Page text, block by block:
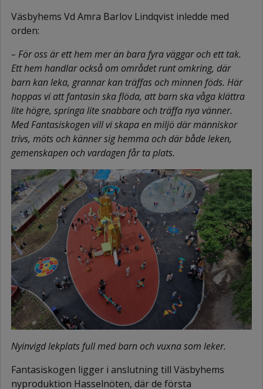
Väsbyhems Vd Amra Barlov Lindqvist inledde med
orden:
– För oss är ett hem mer än bara fyra väggar och ett tak.
Ett hem handlar också om området runt omkring, där
barn kan leka, grannar kan träffas och minnen föds. Här
hoppas vi att fantasin ska flöda, att barn ska våga klättra
lite högre, springa lite snabbare och träffa nya vänner.
Med Fantasiskogen vill vi skapa en miljö där människor
trivs, möts och känner sig hemma och där både leken,
gemenskapen och vardagen får ta plats.
Nyinvigd lekplats full med barn och vuxna som leker.
Fantasiskogen ligger i anslutning till Väsbyhems
nyproduktion Hasselnöten, där de första